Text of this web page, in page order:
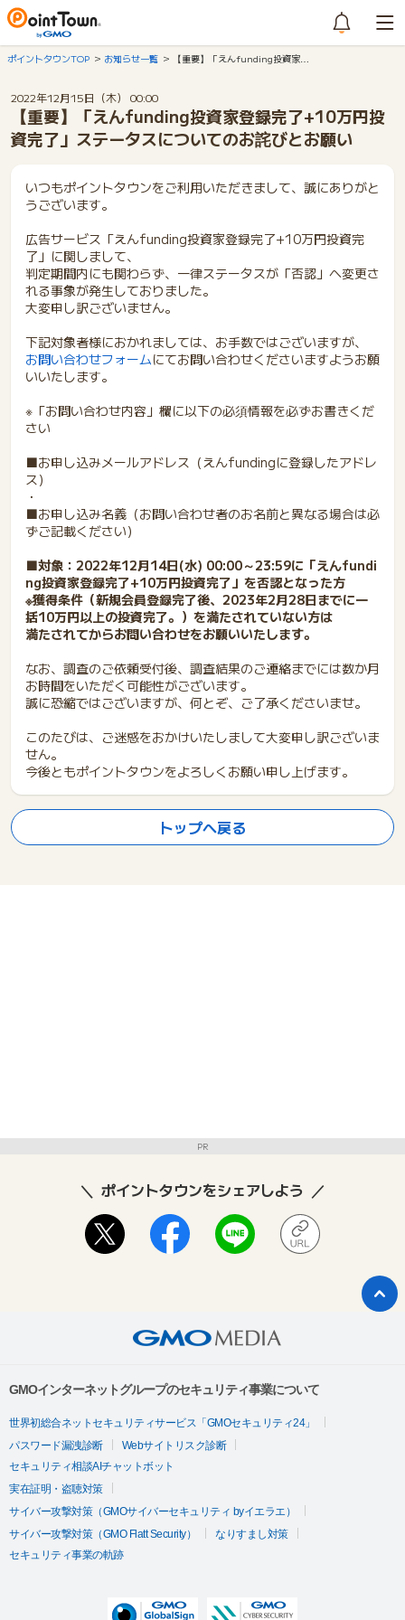
ポイントタウンTOP お知らせ一覧 【重要】「えんfunding投資家…
2022年12月15日（木） 00:00
【重要】「えんfunding投資家登録完了+10万円投
資完了」ステータスについてのお詫びとお願い
いつもポイントタウンをご利用いただきまして、誠にありがと
うございます。
広告サービス「えんfunding投資家登録完了+10万円投資完
了」に関しまして、
判定期間内にも関わらず、一律ステータスが「否認」へ変更さ
れる事象が発生しておりました。
大変申し訳ございません。
下記対象者様におかれましては、お手数ではございますが、
お問い合わせフォームにてお問い合わせくださいますようお願
いいたします。
※「お問い合わせ内容」欄に以下の必須情報を必ずお書きくだ
さい
■お申し込みメールアドレス（えんfundingに登録したアドレ
ス）
・
■お申し込み名義（お問い合わせ者のお名前と異なる場合は必
ずご記載ください）
■対象：2022年12月14日(水) 00:00～23:59に「えんfundi
ng投資家登録完了+10万円投資完了」を否認となった方
※獲得条件（新規会員登録完了後、2023年2月28日までに一
括10万円以上の投資完了。）を満たされていない方は
満たされてからお問い合わせをお願いいたします。
なお、調査のご依頼受付後、調査結果のご連絡までには数か月
お時間をいただく可能性がございます。
誠に恐縮ではございますが、何とぞ、ご了承くださいませ。
このたびは、ご迷惑をおかけいたしまして大変申し訳ございま
せん。
今後ともポイントタウンをよろしくお願い申し上げます。
トップへ戻る
PR
ポイントタウンをシェアしよう
GMOインターネットグループのセキュリティ事業について
世界初総合ネットセキュリティサービス「GMOセキュリティ24」
パスワード漏洩診断
Webサイトリスク診断
セキュリティ相談AIチャットボット
実在証明・盗聴対策
サイバー攻撃対策（GMOサイバーセキュリティ byイエラエ）
サイバー攻撃対策（GMO Flatt Security）
なりすまし対策
セキュリティ事業の軌跡